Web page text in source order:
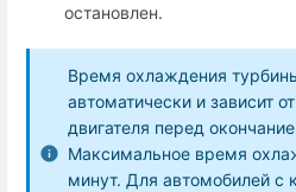
остановлен.
Время охлаждения
автоматически и зависит
двигателя перед
Максимальное время
минут. Для автомобилей с